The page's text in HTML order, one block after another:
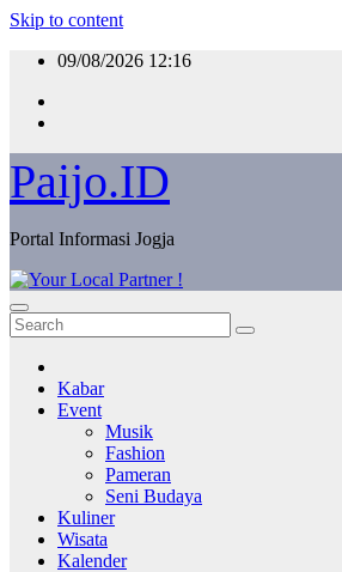
Skip to content
09/08/2026 12:16
Paijo.ID
Portal Informasi Jogja
Kabar
Event
Musik
Fashion
Pameran
Seni Budaya
Kuliner
Wisata
Kalender